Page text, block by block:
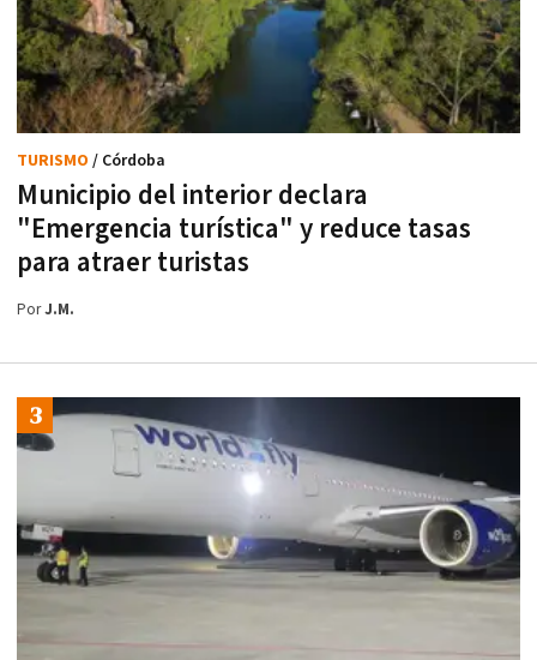
Municipio del interior declara
"Emergencia turística" y reduce tasas
para atraer turistas
TURISMO / Córdoba
PorJ.M.